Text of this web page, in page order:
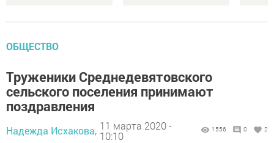
ОБЩЕСТВО
Труженики Среднедевятовского
сельского поселения принимают
поздравления
Надежда Исхакова, 11 марта 2020 -
10:10
1556 0 2